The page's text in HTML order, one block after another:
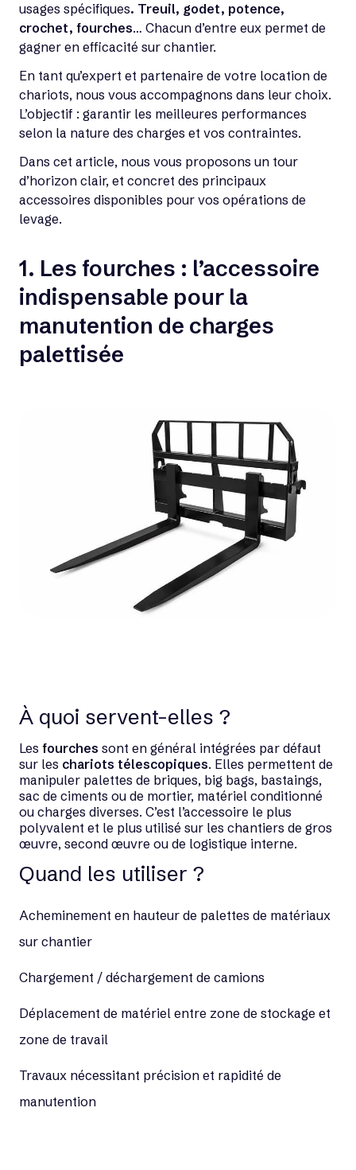
usages spécifiques. Treuil, godet, potence,
crochet, fourches… Chacun d’entre eux permet de
gagner en efficacité sur chantier.
En tant qu’expert et partenaire de votre location de
chariots, nous vous accompagnons dans leur choix.
L’objectif : garantir les meilleures performances
selon la nature des charges et vos contraintes.
Dans cet article, nous vous proposons un tour
d’horizon clair, et concret des principaux
accessoires disponibles pour vos opérations de
levage.
1. Les fourches : l’accessoire
indispensable pour la
manutention de charges
palettisée
À quoi servent-elles ?
Les fourches sont en général intégrées par défaut
sur les chariots télescopiques. Elles permettent de
manipuler palettes de briques, big bags, bastaings,
sac de ciments ou de mortier, matériel conditionné
ou charges diverses. C’est l’accessoire le plus
polyvalent et le plus utilisé sur les chantiers de gros
œuvre, second œuvre ou de logistique interne.
Quand les utiliser ?
Acheminement en hauteur de palettes de matériaux
sur chantier
Chargement / déchargement de camions
Déplacement de matériel entre zone de stockage et
zone de travail
Travaux nécessitant précision et rapidité de
manutention